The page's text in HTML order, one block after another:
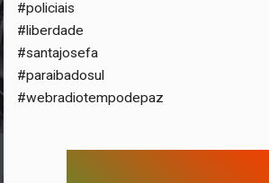
#policiais
#liberdade
#santajosefa
#paraibadosul
#webradiotempodepaz